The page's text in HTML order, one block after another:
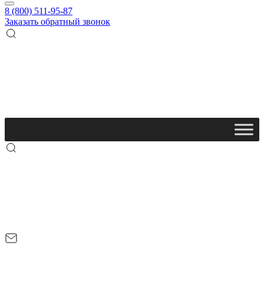
8 (800) 511-95-87
Заказать обратный звонок